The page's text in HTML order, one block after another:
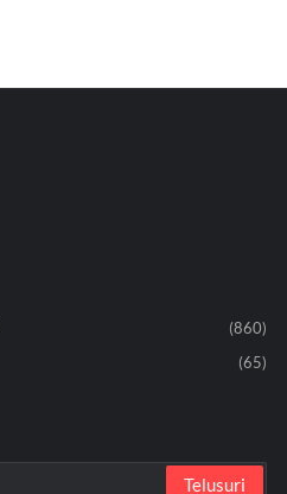
(860)
(65)